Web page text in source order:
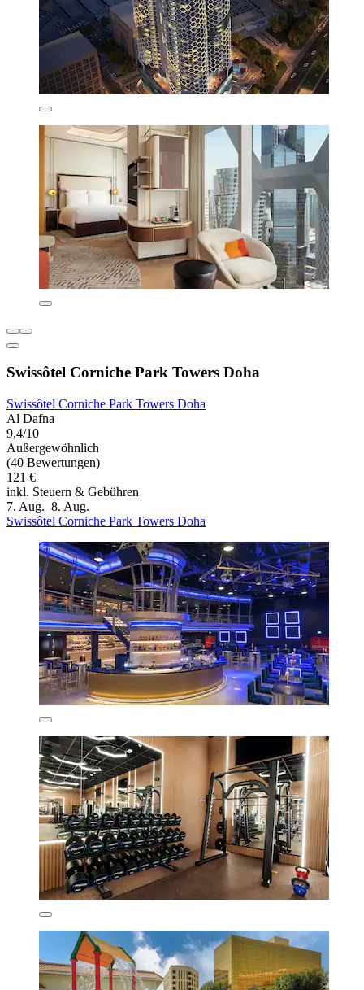
Swissôtel Corniche Park Towers Doha
Swissôtel Corniche Park Towers Doha
Al Dafna
9,4/10
Außergewöhnlich
(40 Bewertungen)
121 €
inkl. Steuern & Gebühren
7. Aug.–8. Aug.
Swissôtel Corniche Park Towers Doha